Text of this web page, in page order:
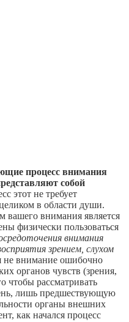
процесс внимания
собой
этот не требует
в области души.
вашего внимания является
физически пользоваться
внимания
зрением, слухом
не внимание ошибочно
органов чувств (зрения,
чтобы рассматривать
лишь предшествующую
органы внешних
как начался процесс